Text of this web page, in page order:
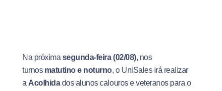
Na próxima segunda-feira (02/08), nos
turnos matutino e noturno, o UniSales irá realizar
a Acolhidados alunos calouros e veteranos para o